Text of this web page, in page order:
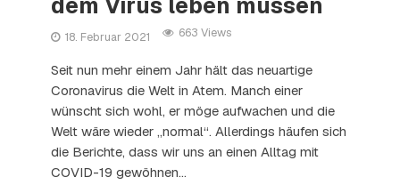
18. Februar 2021 663 Views
Seit nun mehr einem Jahr hält das neuartige
Coronavirus die Welt in Atem. Manch einer
wünscht sich wohl, er möge aufwachen und die
Welt wäre wieder „normal“. Allerdings häufen sich
die Berichte, dass wir uns an einen Alltag mit
COVID-19 gewöhnen...